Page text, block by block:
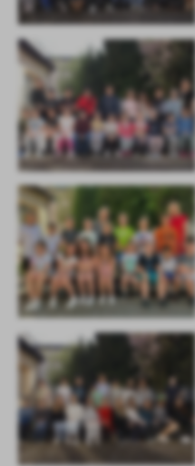
treści w postaci wiadomości,
społecznościowych.